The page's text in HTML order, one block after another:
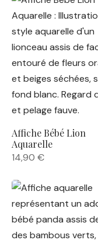
Affiche Bébé Lion
Aquarelle
14,90 €